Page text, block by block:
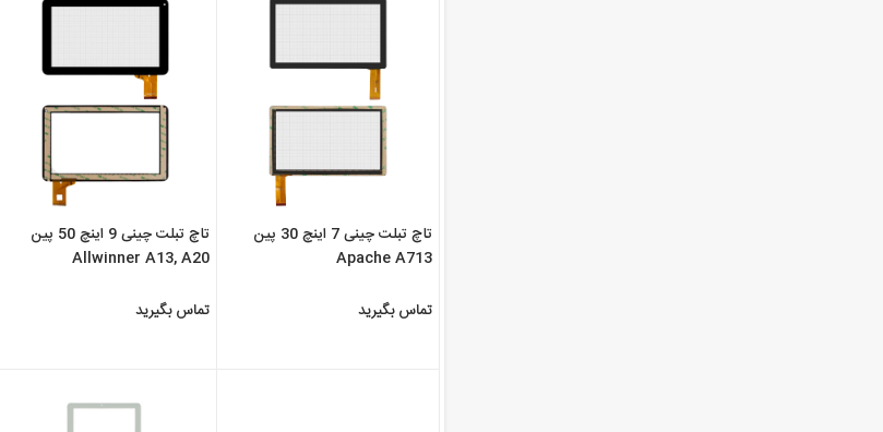
تاچ تبلت چینی 7 اینچ 30 پین
Apache A713
تماس بگیرید
تاچ تبلت چینی 9 اینچ 50 پین
Allwinner A13, A20
تماس بگیرید